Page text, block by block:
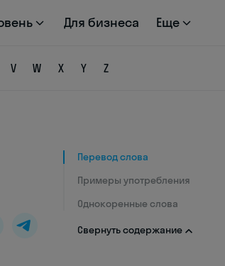
Для бизнеса Еще
V W X Y Z
Перевод слова
Примеры употребления
Однокоренные слова
Свернуть содержание